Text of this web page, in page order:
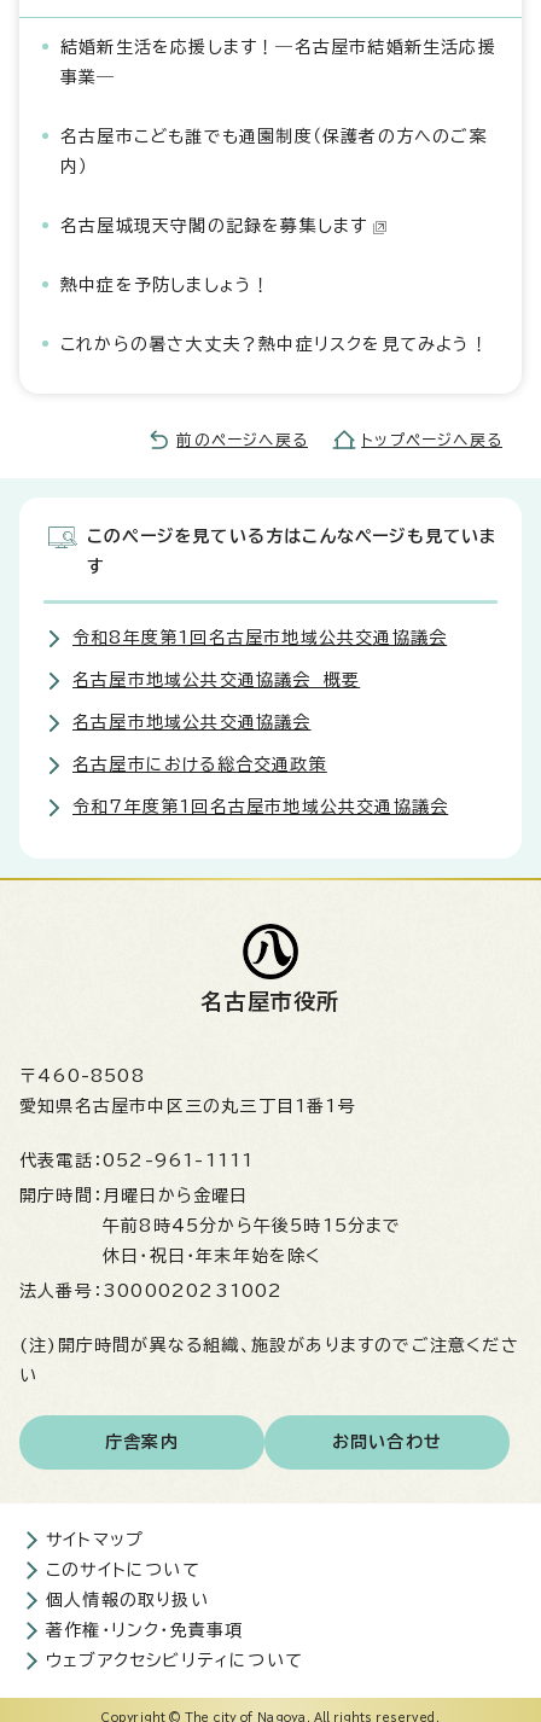
結婚新生活を応援します！―名古屋市結婚新生活応援
事業―
名古屋市こども誰でも通園制度（保護者の方へのご案
内）
名古屋城現天守閣の記録を募集します
熱中症を予防しましょう！
これからの暑さ大丈夫？熱中症リスクを見てみよう！
前のページへ戻る トップページへ戻る
このページを見ている方はこんなページも見ていま
す
令和8年度第1回名古屋市地域公共交通協議会
名古屋市地域公共交通協議会 概要
名古屋市地域公共交通協議会
名古屋市における総合交通政策
令和7年度第1回名古屋市地域公共交通協議会
名古屋市役所
〒460-8508
愛知県名古屋市中区三の丸三丁目1番1号
代表電話： 052-961-1111
開庁時間： 月曜日から金曜日
午前8時45分から午後5時15分まで
休日・祝日・年末年始を除く
法人番号： 3000020231002
(注)開庁時間が異なる組織、施設がありますのでご注意くださ
い
庁舎案内 お問い合わせ
サイトマップ
このサイトについて
個人情報の取り扱い
著作権・リンク・免責事項
ウェブアクセシビリティについて
Copyright © The city of Nagoya. All rights reserved.